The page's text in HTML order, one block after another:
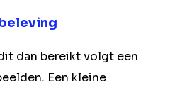
dan bereikt volgt een
Een kleine